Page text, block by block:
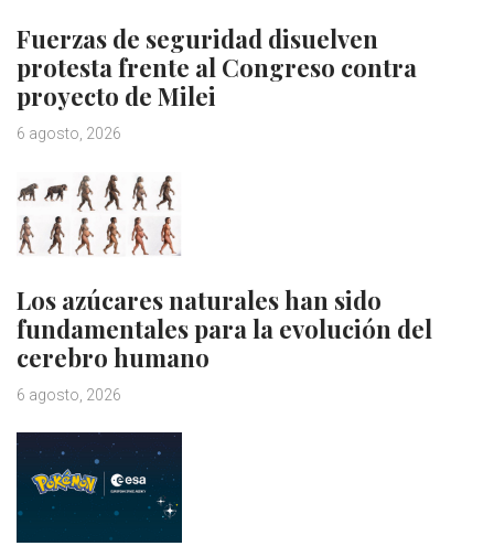
Fuerzas de seguridad disuelven
protesta frente al Congreso contra
proyecto de Milei
6 agosto, 2026
Los azúcares naturales han sido
fundamentales para la evolución del
cerebro humano
6 agosto, 2026